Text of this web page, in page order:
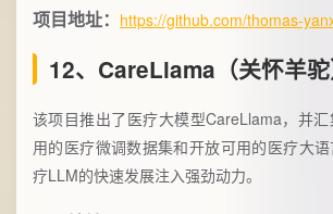
项目地址： https://github.com/thomas-
12、CareLlama（关怀羊驼
该项目推出了医疗大模型CareLlama，并
用的医疗微调数据集和开放可用的医疗大
疗LLM的快速发展注入强劲动力。